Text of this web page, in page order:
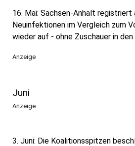
16. Mai: Sachsen-Anhalt
Neuinfektionen im Vergleich zum
wieder auf - ohne Zuschauer in den
Anzeige
Juni
Anzeige
3. Juni: Die Koalitionsspitzen